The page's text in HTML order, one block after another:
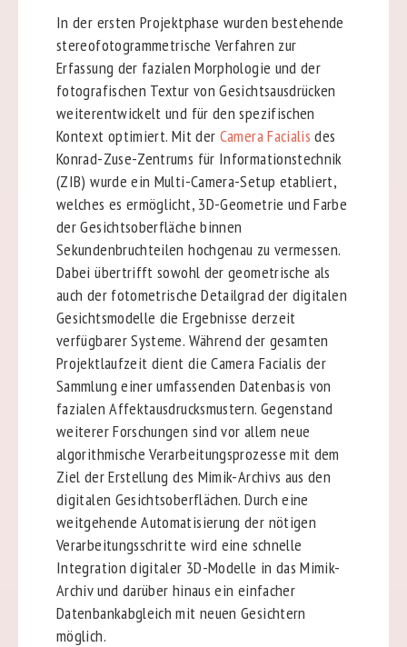
In der ersten Projektphase wurden bestehende
stereofotogrammetrische Verfahren zur
Erfassung der fazialen Morphologie und der
fotografischen Textur von Gesichtsausdrücken
weiterentwickelt und für den spezifischen
Kontext optimiert. Mit der Camera Facialis des
Konrad-Zuse-Zentrums für Informationstechnik
(ZIB) wurde ein Multi-Camera-Setup etabliert,
welches es ermöglicht, 3D-Geometrie und Farbe
der Gesichtsoberfläche binnen
Sekundenbruchteilen hochgenau zu vermessen.
Dabei übertrifft sowohl der geometrische als
auch der fotometrische Detailgrad der digitalen
Gesichtsmodelle die Ergebnisse derzeit
verfügbarer Systeme. Während der gesamten
Projektlaufzeit dient die Camera Facialis der
Sammlung einer umfassenden Datenbasis von
fazialen Affektausdrucksmustern. Gegenstand
weiterer Forschungen sind vor allem neue
algorithmische Verarbeitungsprozesse mit dem
Ziel der Erstellung des Mimik-Archivs aus den
digitalen Gesichtsoberflächen. Durch eine
weitgehende Automatisierung der nötigen
Verarbeitungsschritte wird eine schnelle
Integration digitaler 3D-Modelle in das Mimik-
Archiv und darüber hinaus ein einfacher
Datenbankabgleich mit neuen Gesichtern
möglich.